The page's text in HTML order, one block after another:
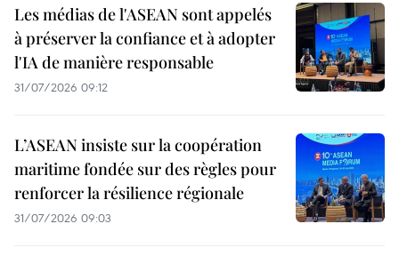
Les médias de l'ASEAN sont appelés
à préserver la confiance et à adopter
l'IA de manière responsable
31/07/2026 09:12
L’ASEAN insiste sur la coopération
maritime fondée sur des règles pour
renforcer la résilience régionale
31/07/2026 09:03